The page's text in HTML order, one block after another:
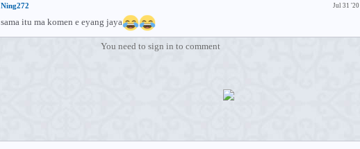
Jul 31 '20
Ning272
sama itu ma komen e eyang jaya
You need to sign in to comment